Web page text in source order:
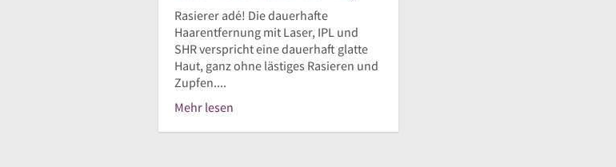
Rasierer adé! Die dauerhafte
Haarentfernung mit Laser, IPL und
SHR verspricht eine dauerhaft glatte
Haut, ganz ohne lästiges Rasieren und
Zupfen....
Mehr lesen